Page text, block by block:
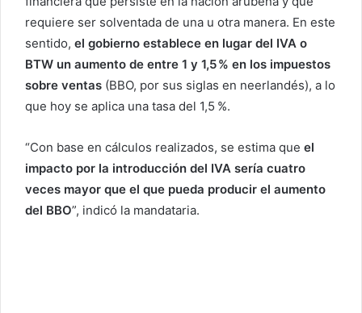
requiere ser solventada de una u otra manera. En este
sentido, el gobierno establece en lugar del IVA o
BTW un aumento de entre 1 y 1,5 % en los impuestos
sobre ventas (BBO, por sus siglas en neerlandés), a lo
que hoy se aplica una tasa del 1,5 %.
“Con base en cálculos realizados, se estima que el
impacto por la introducción del IVA sería cuatro
veces mayor que el que pueda producir el aumento
del BBO”, indicó la mandataria.